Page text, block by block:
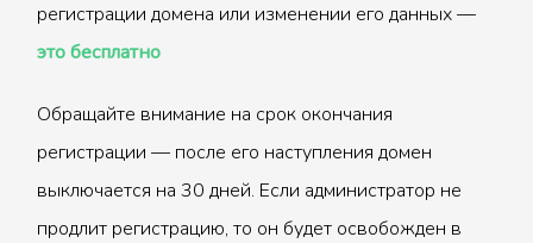
регистрации домена или изменении его данных —
это бесплатно
Обращайте внимание на срок окончания
регистрации — после его наступления домен
выключается на 30 дней. Если администратор не
продлит регистрацию, то он будет освобожден в